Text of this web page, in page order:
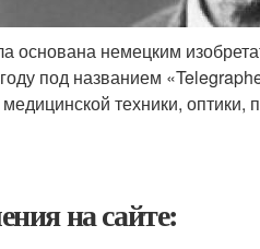
основана немецким
под названием
техники, оптики,
на сайте: